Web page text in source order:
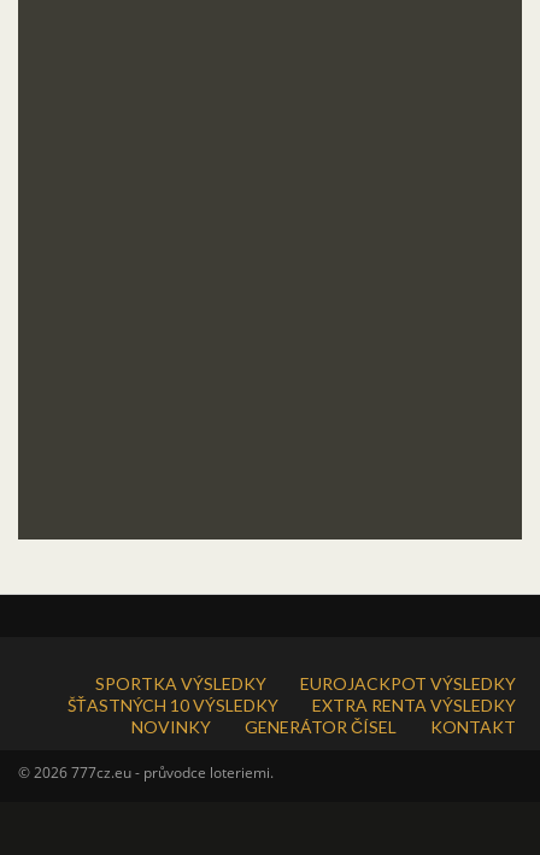
SPORTKA VÝSLEDKY
EUROJACKPOT VÝSLEDKY
ŠŤASTNÝCH 10 VÝSLEDKY
EXTRA RENTA VÝSLEDKY
NOVINKY
GENERÁTOR ČÍSEL KONTAKT
© 2026 777cz.eu - průvodce loteriemi.